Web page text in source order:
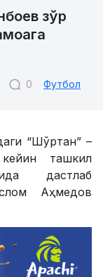
зўр
0 Футбол
“Шўртан” –
ташкил
дастлаб
Аҳмедов